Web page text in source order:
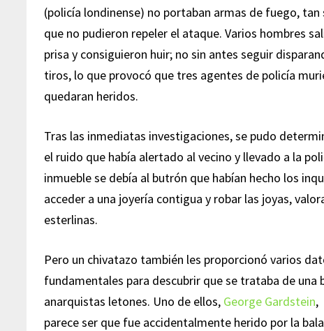
(policía londinense) no portaban armas de fuego,
que no pudieron repeler el ataque. Varios hombres
prisa y consiguieron huir; no sin antes seguir
tiros, lo que provocó que tres agentes de policía
quedaran heridos.
Tras las inmediatas investigaciones, se pudo
el ruido que había alertado al vecino y llevado a la
inmueble se debía al butrón que habían hecho los
acceder a una joyería contigua y robar las joyas,
esterlinas.
Pero un chivatazo también les proporcionó varios
fundamentales para descubrir que se trataba de una
anarquistas letones. Uno de ellos, George Gardstein,
parece ser que fue accidentalmente herido por la